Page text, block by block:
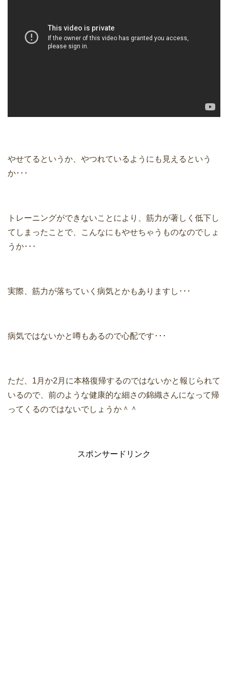
やせてるというか、やつれているようにも見えるという
か･･･
トレーニングができないことにより、筋力が著しく低下し
てしまったことで、こんなにもやせちゃうものなのでしょ
うか･･･
実際、筋力が落ちていく病気とかもありますし･･･
病気ではないかと噂もあるので心配です･･･
ただ、1月か2月に本格復帰するのではないかと報じられて
いるので、前のような健康的な細さの錦織さんになって帰
ってくるのではないでしょうか＾＾
スポンサードリンク